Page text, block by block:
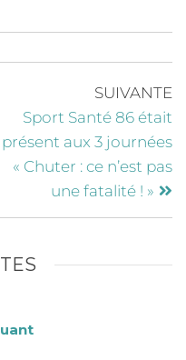
SUIVANTE
Sport Santé 86 était
présent aux 3 journées
« Chuter : ce n’est pas
une fatalité ! »